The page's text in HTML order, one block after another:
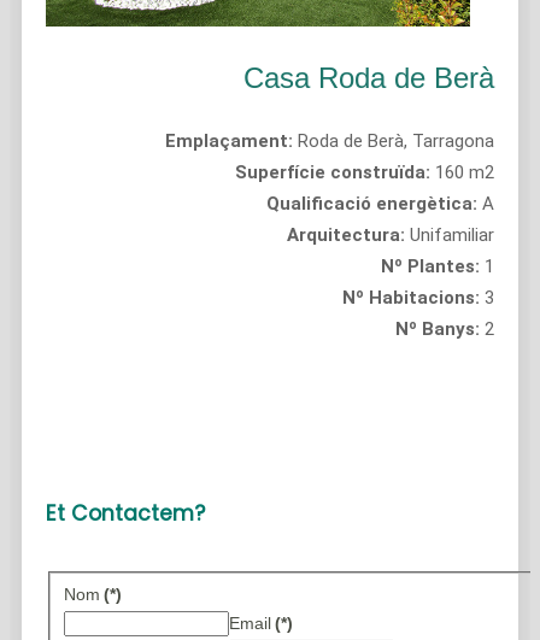
Casa Roda de Berà
Emplaçament: Roda de Berà, Tarragona
Superfície construïda: 160 m2
Qualificació energètica: A
Arquitectura: Unifamiliar
Nº Plantes: 1
Nº Habitacions: 3
Nº Banys: 2
Et Contactem?
Nom (*)
Email (*)